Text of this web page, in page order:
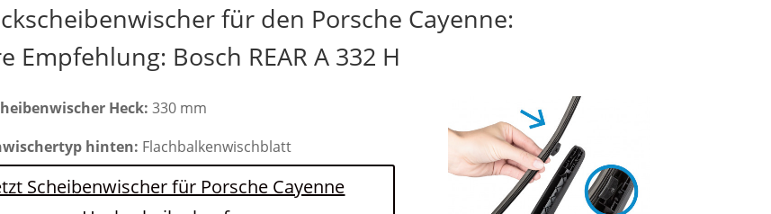
für den Porsche Cayenne:
Empfehlung: Bosch REAR A 332 H
Heck: 330 mm
hinten: Flachbalkenwischblatt
Scheibenwischer für Porsche Cayenne